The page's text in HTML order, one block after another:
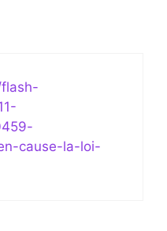
cause-la-loi-